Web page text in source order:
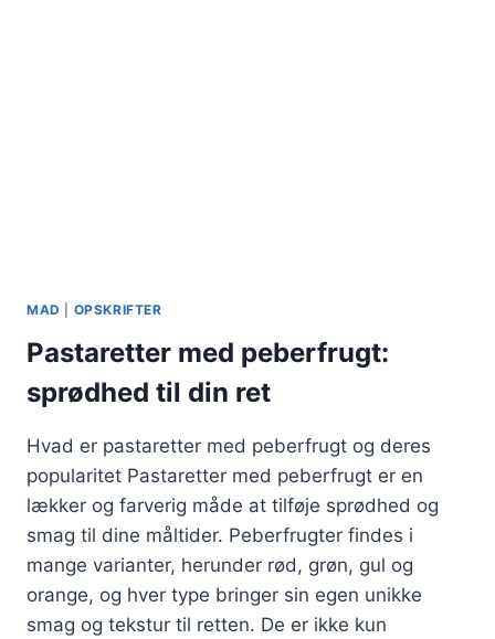
MAD OPSKRIFTER
Pastaretter med peberfrugt:
sprødhed til din ret
Hvad er pastaretter med peberfrugt og deres
popularitet Pastaretter med peberfrugt er en
lækker og farverig måde at tilføje sprødhed og
smag til dine måltider. Peberfrugter findes i
mange varianter, herunder rød, grøn, gul og
orange, og hver type bringer sin egen unikke
smag og tekstur til retten. De er ikke kun